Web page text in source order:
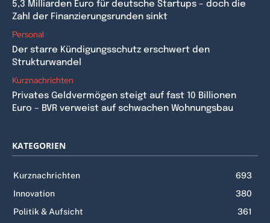
5,3 Milliarden Euro für deutsche Startups – doch die
Zahl der Finanzierungsrunden sinkt
Personal
Der starre Kündigungsschutz erschwert den
Strukturwandel
Kurznachrichten
Privates Geldvermögen steigt auf fast 10 Billionen
Euro – BVR verweist auf schwachen Wohnungsbau
KATEGORIEN
Kurznachrichten
693
Innovation
380
Politik & Aufsicht
361